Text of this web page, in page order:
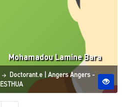
Mohamadou Lamine Bara
Statut
Doctorant.e Site ESO
AngersAngers -
ESTHUA